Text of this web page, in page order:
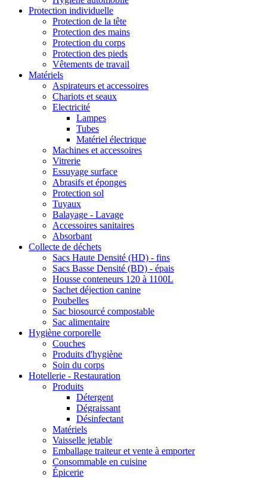
Protection individuelle
Protection de la tête
Protection des mains
Protection du corps
Protection des pieds
Vêtements de travail
Matériels
Aspirateurs et accessoires
Chariots et seaux
Electricité
Lampes
Tubes
Matériel électrique
Machines et accessoires
Vitrerie
Essuyage surface
Abrasifs et éponges
Protection sol
Tuyaux
Balayage - Lavage
Accessoires sanitaires
Absorbant
Collecte de déchets
Sacs Haute Densité (HD) - fins
Sacs Basse Densité (BD) - épais
Housse conteneurs 120 à 1100L
Sachet déjection canine
Poubelles
Sac biosourcé compostable
Sac alimentaire
Hygiène corporelle
Couches
Produits d'hygiène
Soin du corps
Hotellerie - Restauration
Produits
Détergent
Dégraissant
Désinfectant
Matériels
Vaisselle jetable
Emballage traiteur et vente à emporter
Consommable en cuisine
Épicerie